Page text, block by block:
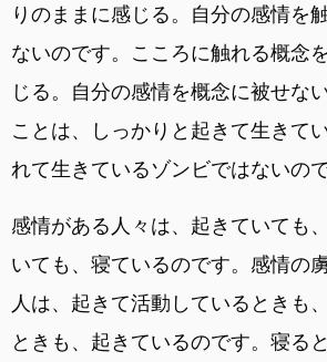
りのままに感じる。自分の感情を
ないのです。こころに触れる概念
じる。自分の感情を概念に被せな
ことは、しっかりと起きて生きて
れて生きているゾンビではないので
感情がある人々は、起きていても
いても、寝ているのです。感情の
人は、起きて活動しているときも
ときも、起きているのです。寝る